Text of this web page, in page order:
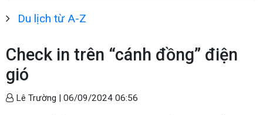
Du lịch từ A-Z
Check in trên “cánh đồng” điện
gió
Lê Trường | 06/09/2024 06:56